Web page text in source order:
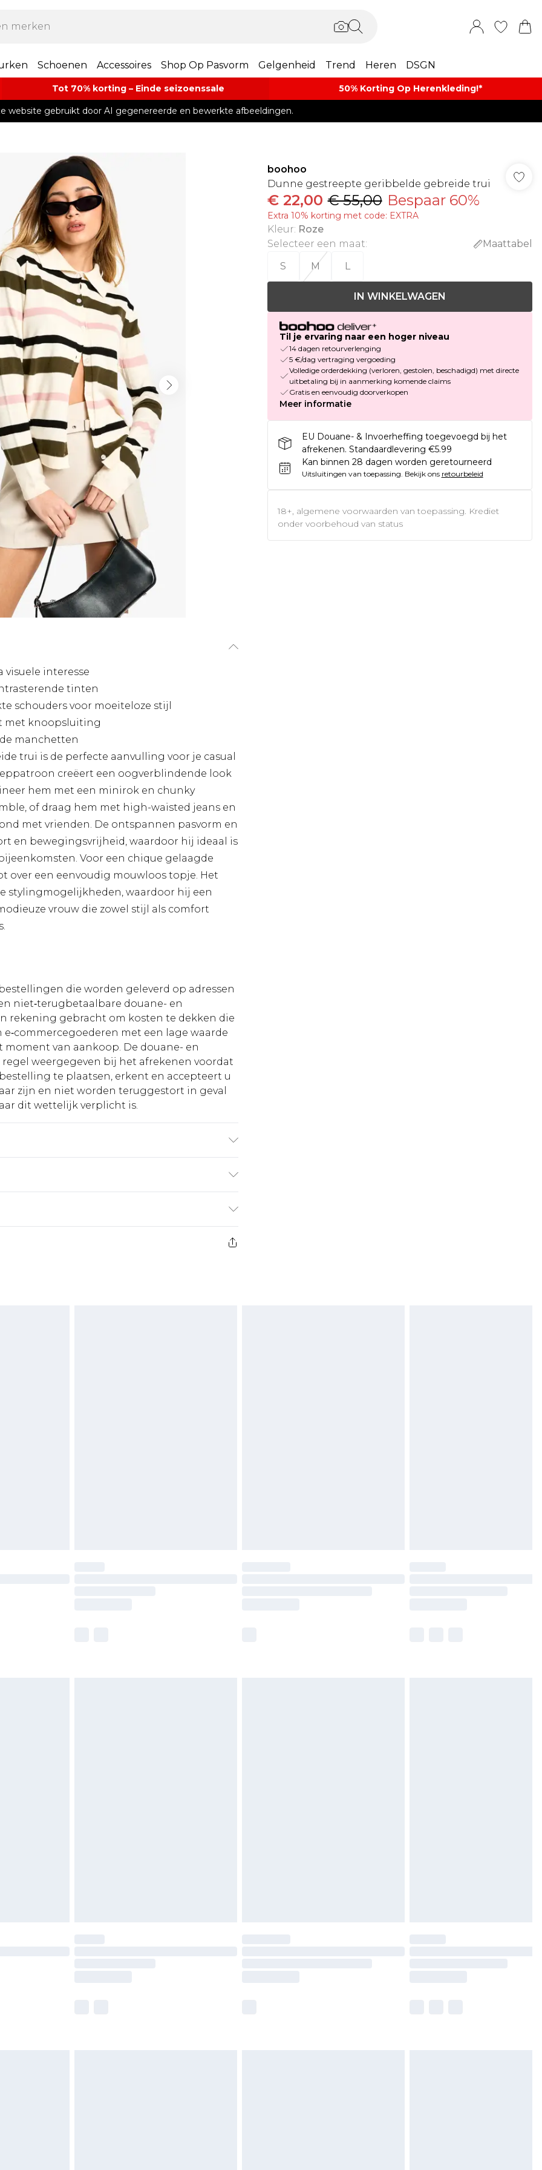
Schoenen Accessoires Shop Op Pasvorm Gelgenheid Trend Heren DSGN
Tot 70% korting – Einde seizoenssale 50% Korting Op Herenkleding​!*​
website gebruikt door AI gegenereerde en bewerkte afbeeldingen.
visuele interesse
tinten
schouders voor moeiteloze stijl
met knoopsluiting
manchetten
trui is de perfecte aanvulling voor je casual
creëert een oogverblindende look
hem met een minirok en chunky
of draag hem met high-waisted jeans en
met vrienden. De ontspannen pasvorm en
en bewegingsvrijheid, waardoor hij ideaal is
Voor een chique gelaagde
over een eenvoudig mouwloos topje. Het
stylingmogelijkheden, waardoor hij een
vrouw die zowel stijl als comfort
die worden geleverd op adressen
niet‑terugbetaalbare douane- en
rekening gebracht om kosten te dekken die
met een lage waarde
van aankoop. De douane- en
weergegeven bij het afrekenen voordat
te plaatsen, erkent en accepteert u
zijn en niet worden teruggestort in geval
dit wettelijk verplicht is.
€5.99
€14.99
boohoo
Dunne gestreepte geribbelde gebreide trui
€ 22,00 € 55,00 Bespaar 60%
Extra 10% korting met code: EXTRA
Kleur: Roze
Selecteer een maat:
Maattabel
S
M L
IN WINKELWAGEN
Til je ervaring naar een hoger niveau
14 dagen retourverlenging
5 €/dag vertraging vergoeding
Volledige orderdekking (verloren, gestolen, beschadigd) met directe
uitbetaling bij in aanmerking komende claims
Gratis en eenvoudig doorverkopen
Meer informatie
EU Douane- & Invoerheffing toegevoegd bij het
afrekenen. Standaardlevering €5.99
Kan binnen 28 dagen worden geretourneerd
Uitsluitingen van toepassing. Bekijk ons retourbeleid
18+, algemene voorwaarden van toepassing. Krediet
onder voorbehoud van status